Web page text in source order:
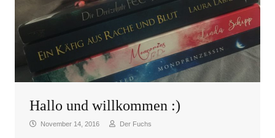
Hallo und willkommen :)
November 14, 2016 Der Fuchs